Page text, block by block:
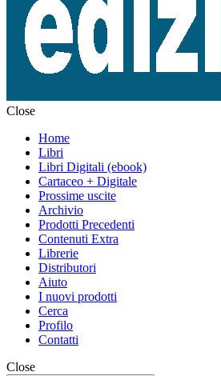
Close
Home
Libri
Libri Digitali (ebook)
Cartaceo + Digitale
Prossime uscite
Archivio
Prodotti Precedenti
Contenuti Extra
Librerie
Distributori
Aiuto
I nuovi prodotti
Cerca
Profilo
Contatti
Close